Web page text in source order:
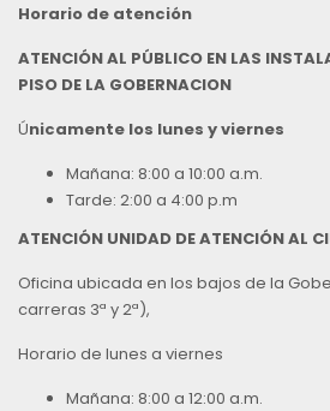
Horario de atención
ATENCIÓN AL PÚBLICO EN LAS
PISO DE LA GOBERNACION
Únicamente los lunes y viernes
Mañana: 8:00 a 10:00 a.m.
Tarde: 2:00 a 4:00 p.m
ATENCIÓN UNIDAD DE ATENCIÓN AL
Oficina ubicada en los bajos de la
carreras 3ª y 2ª),
Horario de lunes a viernes
Mañana: 8:00 a 12:00 a.m.